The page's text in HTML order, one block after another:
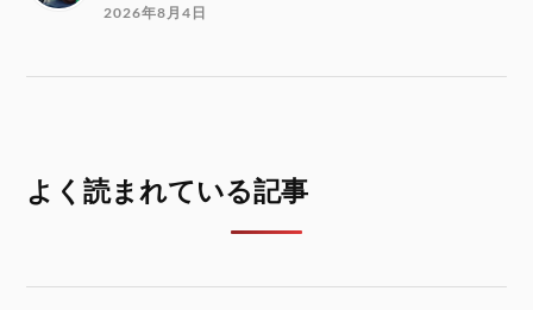
2026年8月4日
よく読まれている記事